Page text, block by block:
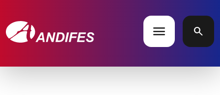
menu search